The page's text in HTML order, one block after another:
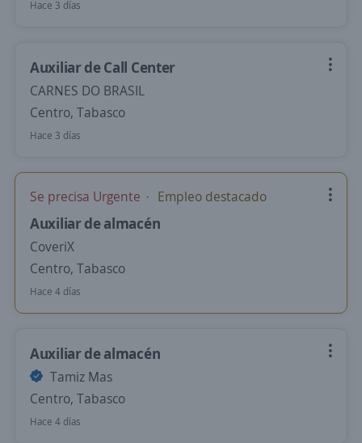
Hace 3 días
Auxiliar de Call Center
CARNES DO BRASIL
Centro, Tabasco
Hace 3 días
Se precisa Urgente Empleo destacado
Auxiliar de almacén
CoveriX
Centro, Tabasco
Hace 4 días
Auxiliar de almacén
Tamiz Mas
Centro, Tabasco
Hace 4 días